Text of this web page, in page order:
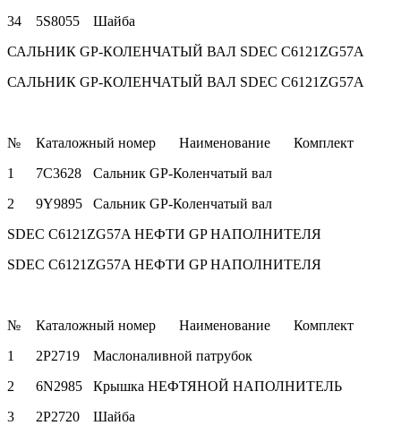
34
5S8055
Шайба
САЛЬНИК GP-КОЛЕНЧАТЫЙ ВАЛ SDEC C6121ZG57A
САЛЬНИК GP-КОЛЕНЧАТЫЙ ВАЛ SDEC C6121ZG57A
№ Каталожный номер Наименование
Комплект
1
7C3628
Сальник GP-Коленчатый вал
2
9Y9895
Сальник GP-Коленчатый вал
SDEC C6121ZG57A НЕФТИ GP НАПОЛНИТЕЛЯ
SDEC C6121ZG57A НЕФТИ GP НАПОЛНИТЕЛЯ
№ Каталожный номер Наименование
Комплект
1
2P2719
Маслоналивной патрубок
2
6N2985
Крышка НЕФТЯНОЙ НАПОЛНИТЕЛЬ
3
2P2720
Шайба